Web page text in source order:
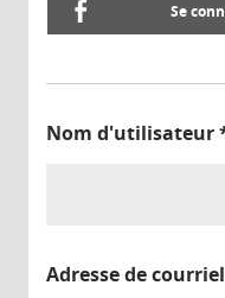
Se
Nom d'utilisateur
Adresse de courriel